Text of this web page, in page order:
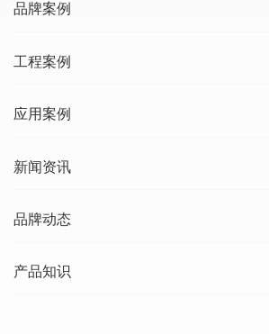
品牌案例
工程案例
应用案例
新闻资讯
品牌动态
产品知识